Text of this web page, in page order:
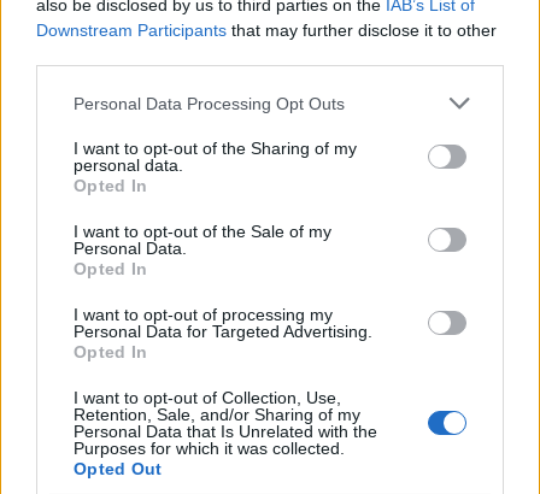
also be disclosed by us to third parties on the IAB’s List of
Downstream Participants that may further disclose it to other
Please note that this website/app uses one or more Google
not limited to your visit or usage behaviour. You may click to
grant or deny consent to Google and its third-party tags to
use your data for below specified purposes in below Google
consent section.
Personal Data Processing Opt Outs
I want to opt-out of the Sharing of my
personal data.
Opted In
I want to opt-out of the Sale of my
Personal Data.
Opted In
I want to opt-out of processing my
Personal Data for Targeted Advertising.
Opted In
I want to opt-out of Collection, Use,
Retention, Sale, and/or Sharing of my
Personal Data that Is Unrelated with the
Purposes for which it was collected.
Opted Out
5 mesi fa
asfissiato nel condotto
5 anni fa
È tempo di interrogarsi: fino a che punto il degrado
sociale e l’inefficienza delle istituzioni tollereranno
duramente non sia ostaggio delle illegalità che
minacciano il tessuto economico e sociale? La vera
come prevenire simili situazioni in futuro.
Precedente